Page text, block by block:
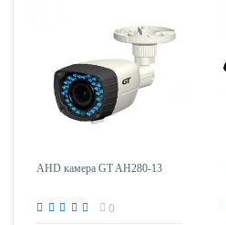
AHD камера GT AH280-13
0